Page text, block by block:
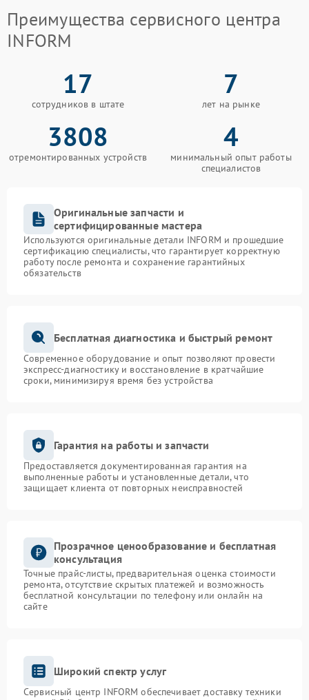
Преимущества сервисного центра
INFORM
17
сотрудников в штате
7
лет на рынке
3808
отремонтированных устройств
4
минимальный опыт работы
специалистов
Оригинальные запчасти и
сертифицированные мастера
Используются оригинальные детали INFORM и прошедшие
сертификацию специалисты, что гарантирует корректную
работу после ремонта и сохранение гарантийных
обязательств
Бесплатная диагностика и быстрый ремонт
Современное оборудование и опыт позволяют провести
экспресс-диагностику и восстановление в кратчайшие
сроки, минимизируя время без устройства
Гарантия на работы и запчасти
Предоставляется документированная гарантия на
выполненные работы и установленные детали, что
защищает клиента от повторных неисправностей
Прозрачное ценообразование и бесплатная
консультация
Точные прайс-листы, предварительная оценка стоимости
ремонта, отсутствие скрытых платежей и возможность
бесплатной консультации по телефону или онлайн на
сайте
Широкий спектр услуг
Сервисный центр INFORM обеспечивает доставку техники